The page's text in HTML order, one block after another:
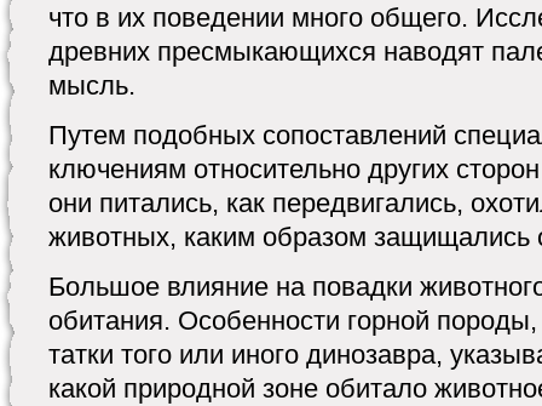
что в их поведе­нии много общего.
древних пресмыкаю­щихся наводят
мысль.
Путем подобных сопоставле­ний
ключениям относительно других
они питались, как передвигались,
живот­ных, каким образом защищались
Большое влияние на повадки
обитания. Особенности горной
татки того или иного динозавра,
ка­кой природной зоне обитало